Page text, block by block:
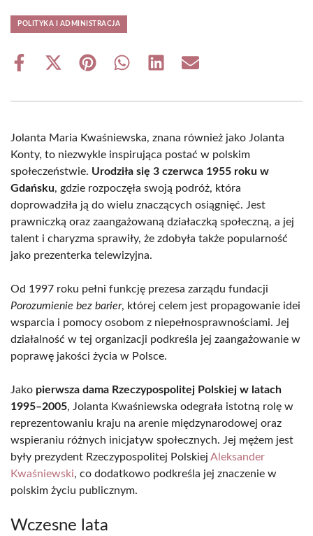
POLITYKA I ADMINISTRACJA
Share
Share
(Twitter)
Share Share Share Share
Jolanta Maria Kwaśniewska, znana również jako Jolanta
Konty, to niezwykle inspirująca postać w polskim
społeczeństwie. Urodziła się 3 czerwca 1955 roku w
Gdańsku, gdzie rozpoczęła swoją podróż, która
doprowadziła ją do wielu znaczących osiągnięć. Jest
prawniczką oraz zaangażowaną działaczką społeczną, a jej
talent i charyzma sprawiły, że zdobyła także popularność
jako prezenterka telewizyjna.
Od 1997 roku pełni funkcję prezesa zarządu fundacji
Porozumienie bez barier, której celem jest propagowanie idei
wsparcia i pomocy osobom z niepełnosprawnościami. Jej
działalność w tej organizacji podkreśla jej zaangażowanie w
poprawę jakości życia w Polsce.
Jako pierwsza dama Rzeczypospolitej Polskiej w latach
1995–2005, Jolanta Kwaśniewska odegrała istotną rolę w
reprezentowaniu kraju na arenie międzynarodowej oraz
wspieraniu różnych inicjatyw społecznych. Jej mężem jest
były prezydent Rzeczypospolitej Polskiej Aleksander
Kwaśniewski, co dodatkowo podkreśla jej znaczenie w
polskim życiu publicznym.
Wczesne lata